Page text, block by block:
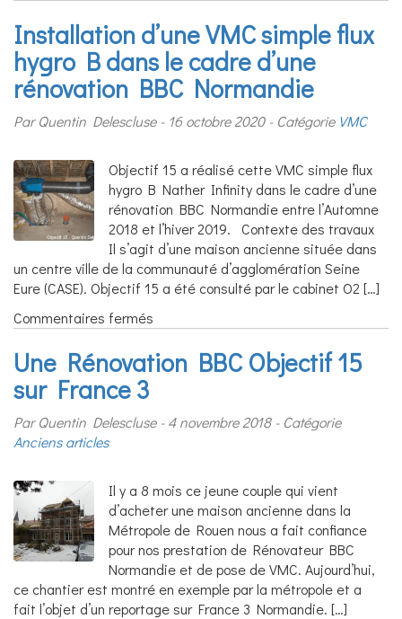
d’une
VMC
double
flux
de
avec
la
région
Normandie
et
l’ANAH
Installation d’une VMC simple flux
hygro B dans le cadre d’une
rénovation BBC Normandie
Par Quentin Delescluse 16 octobre 2020 Catégorie VMC
Objectif 15 a réalisé cette VMC simple flux
hygro B Nather Infinity dans le cadre d’une
rénovation BBC Normandie entre l’Automne
2018 et l’hiver 2019. Contexte des travaux
Il s’agit d’une maison ancienne située dans
un centre ville de la communauté d’agglomération Seine
Eure (CASE). Objectif 15 a été consulté par le cabinet O2 […]
Commentaires fermés
d’une
VMC
le
cadre
d’une
rénovation
BBC
Normandie
Une Rénovation BBC Objectif 15
sur France 3
Par Quentin Delescluse 4 novembre 2018
Catégorie
Anciens articles
Il y a 8 mois ce jeune couple qui vient
d’acheter une maison ancienne dans la
Métropole de Rouen nous a fait confiance
pour nos prestation de Rénovateur BBC
Normandie et de pose de VMC. Aujourd’hui,
ce chantier est montré en exemple par la métropole et a
fait l’objet d’un reportage sur France 3 Normandie. […]